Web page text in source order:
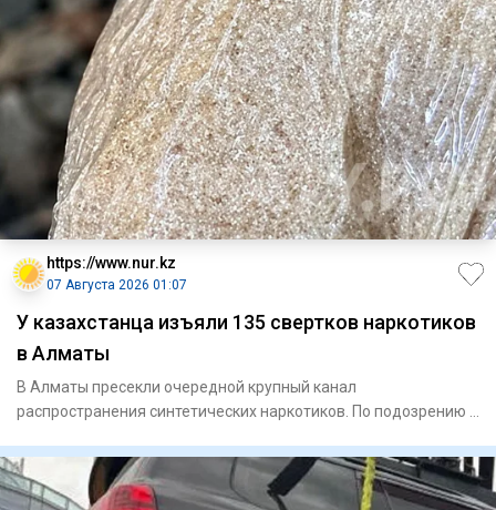
https://www.nur.kz
07 Августа 2026 01:07
У казахстанца изъяли 135 свертков наркотиков
в Алматы
В Алматы пресекли очередной крупный канал
распространения синтетических наркотиков. По подозрению в